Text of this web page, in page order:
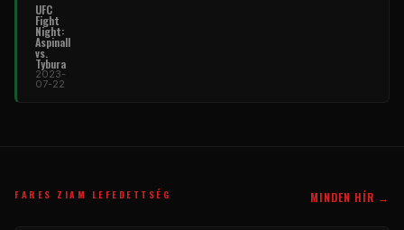
UFC
Fight
Night:
Aspinall
vs.
Tybura
2023-
07-22
FARES ZIAM LEFEDETTSÉG MINDEN HÍR →